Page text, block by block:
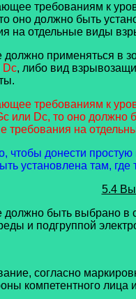
требованиям к
оно должно быть
на отдельные виды
должно применяться в
Dc, либо вид
требованиям к
или Dc, то оно должно
требования на
чтобы донести
установлена там,
5.4
быть выбрано в
и подгруппой
согласно
компетентного лица